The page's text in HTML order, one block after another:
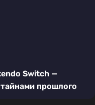
Switch —
прошлого